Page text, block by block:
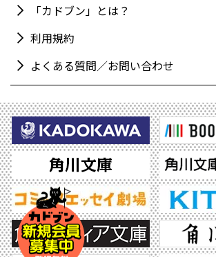
「カドブン」とは？
利用規約
よくある質問／お問い合わせ